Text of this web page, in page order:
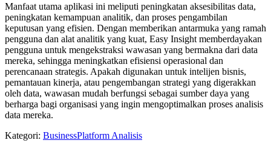
Manfaat utama aplikasi ini meliputi peningkatan aksesibilitas data,
peningkatan kemampuan analitik, dan proses pengambilan
keputusan yang efisien. Dengan memberikan antarmuka yang ramah
pengguna dan alat analitik yang kuat, Easy Insight memberdayakan
pengguna untuk mengekstraksi wawasan yang bermakna dari data
mereka, sehingga meningkatkan efisiensi operasional dan
perencanaan strategis. Apakah digunakan untuk intelijen bisnis,
pemantauan kinerja, atau pengembangan strategi yang digerakkan
oleh data, wawasan mudah berfungsi sebagai sumber daya yang
berharga bagi organisasi yang ingin mengoptimalkan proses analisis
data mereka.
Kategori: BusinessPlatform Analisis